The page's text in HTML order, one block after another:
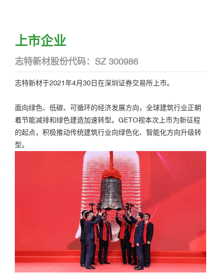
上市企业
志特新材股份代码：SZ 300986
志特新材于2021年4月30日在深圳证券交易所上市。
面向绿色、低碳、可循环的经济发展方向，全球建筑行业正朝
着节能减排和绿色建造加速转型。GETO视本次上市为新征程
的起点，积极推动传统建筑行业向绿色化、智能化方向升级转
型。